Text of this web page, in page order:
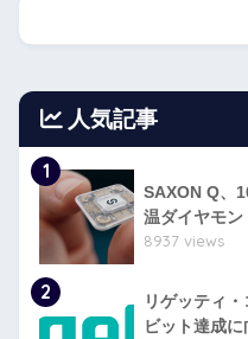
人気記事
1
SAXON Q、
温ダイヤモ
8937 views
2
リゲッティ
ビット達成